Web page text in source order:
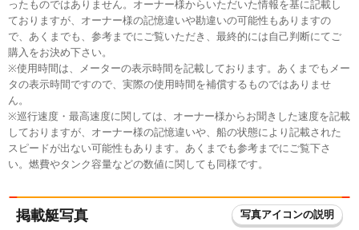
ったものではありません。オーナー様からいただいた情報を基に記載し
ておりますが、オーナー様の記憶違いや勘違いの可能性もありますの
で、あくまでも、参考までにご覧いただき、最終的には自己判断にてご
購入をお決め下さい。
※使用時間は、メーターの表示時間を記載しております。あくまでもメー
タの表示時間ですので、実際の使用時間を補償するものではありませ
ん。
※巡行速度・最高速度に関しては、オーナー様からお聞きした速度を記載
しておりますが、オーナー様の記憶違いや、船の状態により記載された
スピードが出ない可能性もあります。あくまでも参考までにご覧下さ
い。燃費やタンク容量などの数値に関しても同様です。
掲載艇写真 写真アイコンの説明